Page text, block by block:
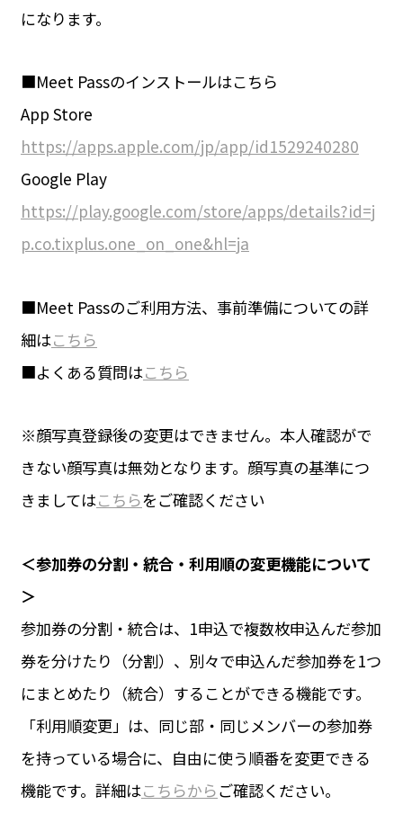
になります。
■Meet Passのインストールはこちら
App Store
https://apps.apple.com/jp/app/id1529240280
Google Play
https://play.google.com/store/apps/details?id=j
p.co.tixplus.one_on_one&hl=ja
■Meet Passのご利用方法、事前準備についての詳
細はこちら
■よくある質問はこちら
※顔写真登録後の変更はできません。本人確認がで
きない顔写真は無効となります。顔写真の基準につ
きましてはこちらをご確認ください
＜参加券の分割・統合・利用順の変更機能について
＞
参加券の分割・統合は、1申込で複数枚申込んだ参加
券を分けたり（分割）、別々で申込んだ参加券を1つ
にまとめたり（統合）することができる機能です。
「利用順変更」は、同じ部・同じメンバーの参加券
を持っている場合に、自由に使う順番を変更できる
機能です。詳細はこちらからご確認ください。